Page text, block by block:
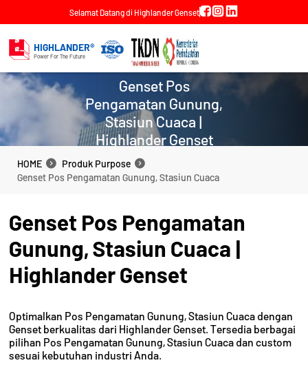
Selamat Datang di Highlander Genset
HIGHLANDER®
Power For The Future
Genset Pos
Pengamatan Gunung,
Stasiun Cuaca |
Highlander Genset
HOME
Produk Purpose
Genset Pos Pengamatan Gunung, Stasiun Cuaca
HOME
Produk Purpose
Genset Pos Pengamatan Gunung, Stasiun Cuaca
Genset Pos Pengamatan
Gunung, Stasiun Cuaca |
Highlander Genset
Optimalkan Pos Pengamatan Gunung, Stasiun Cuaca dengan
Genset berkualitas dari Highlander Genset. Tersedia berbagai
pilihan Pos Pengamatan Gunung, Stasiun Cuaca dan custom
sesuai kebutuhan industri Anda.